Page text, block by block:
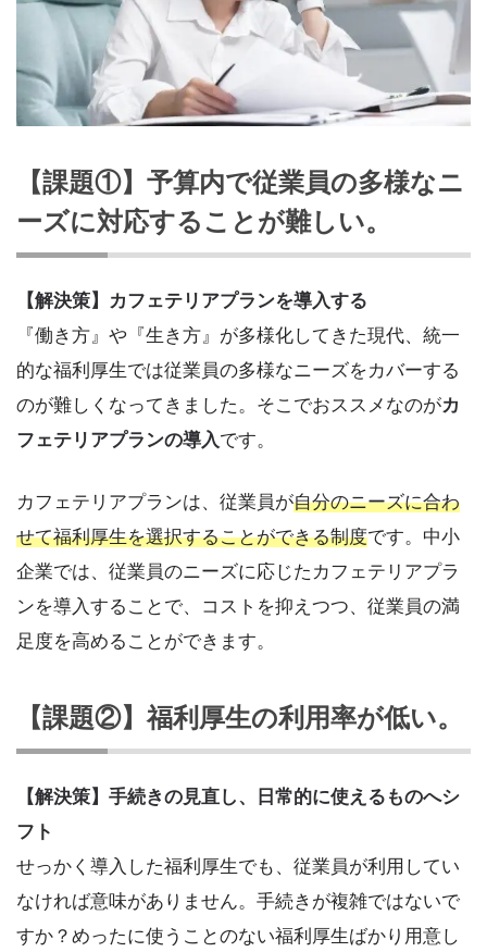
【課題①】予算内で従業員の多様なニ
ーズに対応することが難しい。
【解決策】カフェテリアプランを導入する
『働き方』や『生き方』が多様化してきた現代、統一
的な福利厚生では従業員の多様なニーズをカバーする
のが難しくなってきました。そこでおススメなのがカ
フェテリアプランの導入です。
カフェテリアプランは、従業員が自分のニーズに合わ
せて福利厚生を選択することができる制度です。中小
企業では、従業員のニーズに応じたカフェテリアプラ
ンを導入することで、コストを抑えつつ、従業員の満
足度を高めることができます。
【課題②】福利厚生の利用率が低い。
【解決策】手続きの見直し、日常的に使えるものへシ
フト
せっかく導入した福利厚生でも、従業員が利用してい
なければ意味がありません。手続きが複雑ではないで
すか？めったに使うことのない福利厚生ばかり用意し